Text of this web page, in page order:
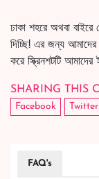
ঢাকা শহরে অথবা বাইরে
দিচ্ছি! এর জন্য আমাদের
করে স্ক্রিনশটটি আমাদের
SHARING THIS
Facebook Twitter
FAQ's